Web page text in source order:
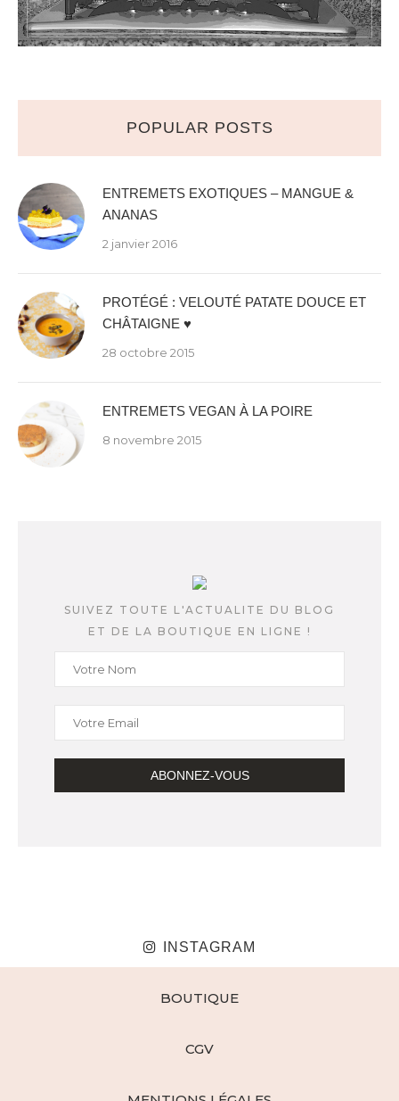
POPULAR POSTS
ENTREMETS EXOTIQUES – MANGUE &
ANANAS
2 janvier 2016
PROTÉGÉ : VELOUTÉ PATATE DOUCE ET
CHÂTAIGNE ♥
28 octobre 2015
ENTREMETS VEGAN À LA POIRE
8 novembre 2015
SUIVEZ TOUTE L'ACTUALITE DU BLOG
ET DE LA BOUTIQUE EN LIGNE !
INSTAGRAM
BOUTIQUE
CGV